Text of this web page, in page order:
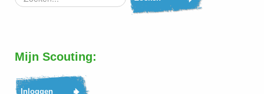
Mijn Scouting: